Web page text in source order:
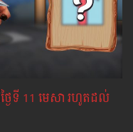
ថ្ងៃទី​ 11 មេសារហូតដល់